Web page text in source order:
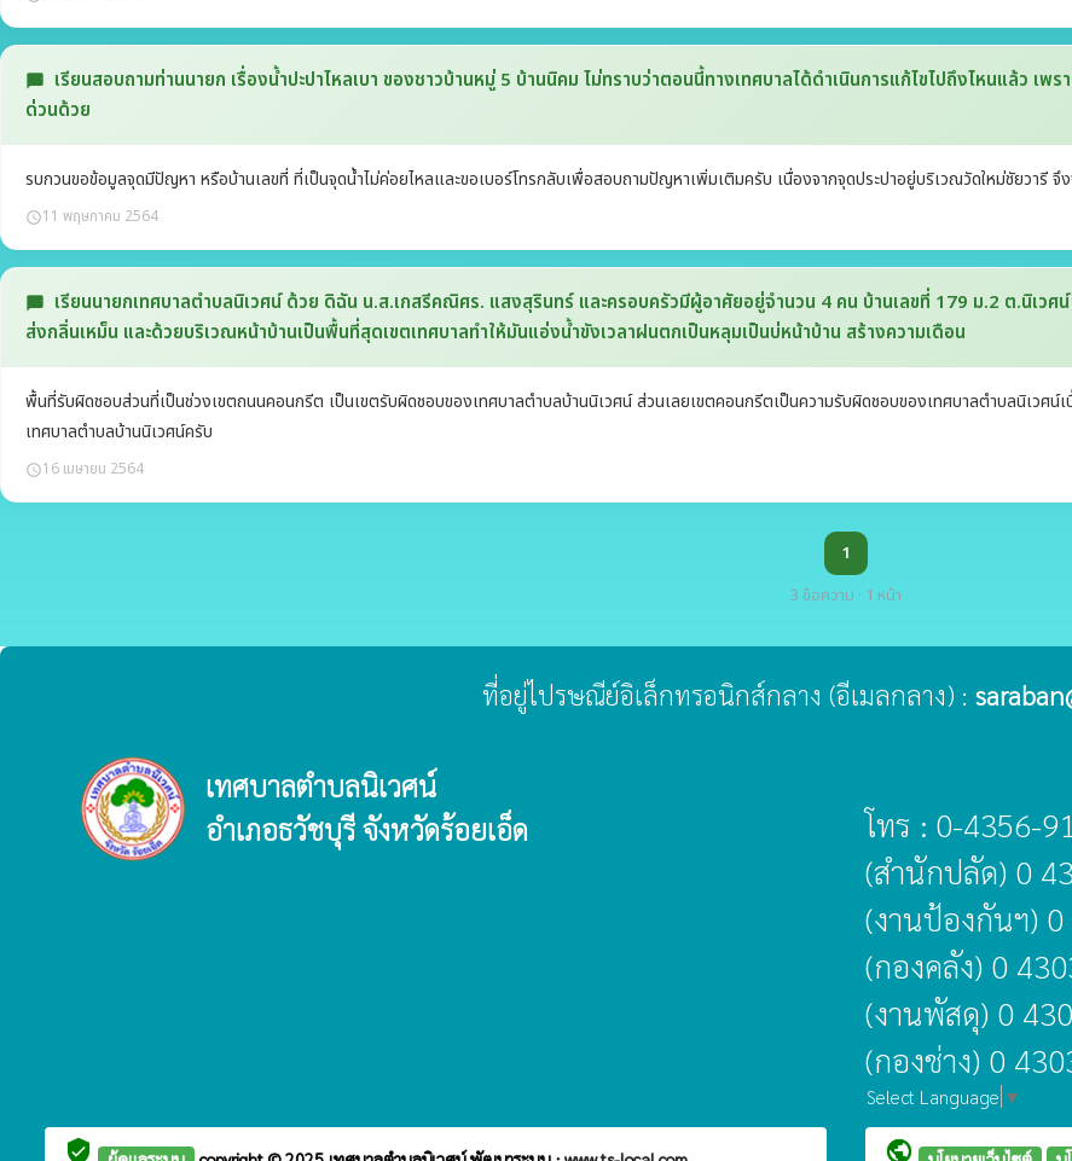
chat_bubble
เรียนสอบถามท่านนายก เรื่องน้ำปะปาไหลเบา ของชาวบ้านหมู่ 5 บ้านนิคม ไม่ทราบว่าตอนนี้ทางเทศบาลได้ดำเนินการแก้ไขไปถึงไหนแล้ว เ
ด่วนด้วย
รบกวนขอข้อมูลจุดมีปัญหา หรือบ้านเลขที่ ที่เป็นจุดน้ำไม่ค่อยไหลและขอเบอร์โทรกลับเพื่อสอบถามปัญหาเพิ่มเติมครับ เนื่องจากจุดประปาอยู่บริเวณวัดใหม่ชัยวารี
schedule11 พฤษภาคม 2564
chat_bubble
เรียนนายกเทศบาลตำบลนิเวศน์ ด้วย ดิฉัน น.ส.เกสรีคณิศร. แสงสุรินทร์ และครอบครัวมีผู้อาศัยอยู่จำนวน 4 คน บ้านเลขที่ 179 ม.2 ต.นิเวศ
ส่งกลิ่นเหม็น และด้วยบริเวณหน้าบ้านเป็นพื้นที่สุดเขตเทศบาลทำให้มันแอ่งน้ำขังเวลาฝนตกเป็นหลุมเป็นบ่หน้าบ้าน สร้างความเดือน
พื้นที่รับผิดชอบส่วนที่เป็นช่วงเขตถนนคอนกรีต เป็นเขตรับผิดชอบของเทศบาลตำบลบ้านนิเวศน์ ส่วนเลยเขตคอนกรีตเป็นความรับผิดชอบของเทศบาลตำบลนิเวศน์
เทศบาลตำบลบ้านนิเวศน์ครับ
schedule16 เมษายน 2564
1
3 ข้อความ · 1 หน้า
ที่อยู่ไปรษณีย์อิเล็กทรอนิกส์กลาง (อีเมลกลาง) :
เทศบาลตำบลนิเวศน์
อำเภอธวัชบุรี จังหวัดร้อยเอ็ด
โทร : 0-4356-
(สำนักปลัด) 0
(งานป้องกันฯ)
(กองคลัง) 0
(งานพัสดุ) 0
(กองช่าง) 0
Select Language ▼
verified_user public